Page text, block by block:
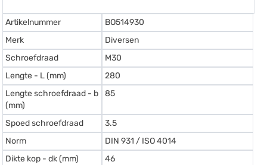
Artikelnummer
BO514930
Merk
Diversen
Schroefdraad
M30
Lengte - L (mm)
280
Lengte schroefdraad - b
(mm)
85
Spoed schroefdraad
3.5
Norm
DIN 931 / ISO 4014
Dikte kop - dk (mm)
46